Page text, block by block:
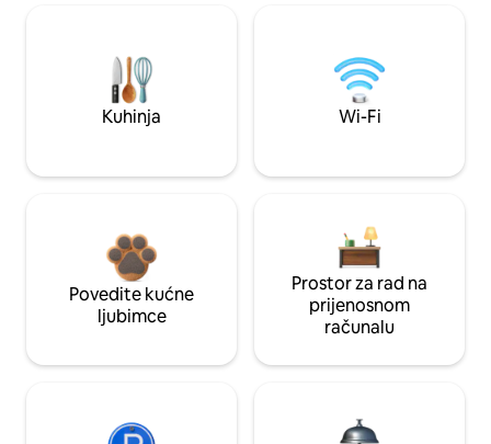
Kuhinja Wi-Fi
Povedite kućne
ljubimce
Prostor za rad na
prijenosnom
računalu